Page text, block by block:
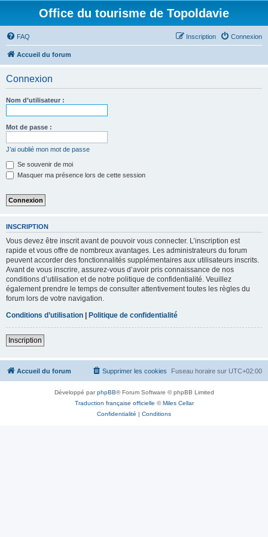
Office du tourisme de Topoldavie
FAQ Connexion
Inscription
Accueil du forum
Connexion
Nom d’utilisateur :
Mot de passe :
J’ai oublié mon mot de passe
Se souvenir de moi
Masquer ma présence lors de cette session
INSCRIPTION
Vous devez être inscrit avant de pouvoir vous connecter. L’inscription est
rapide et vous offre de nombreux avantages. Les administrateurs du forum
peuvent accorder des fonctionnalités supplémentaires aux utilisateurs inscrits.
Avant de vous inscrire, assurez-vous d’avoir pris connaissance de nos
conditions d’utilisation et de notre politique de confidentialité. Veuillez
également prendre le temps de consulter attentivement toutes les règles du
forum lors de votre navigation.
Conditions d’utilisation | Politique de confidentialité
Inscription
Accueil du forum Fuseau horaire sur UTC+02:00
Supprimer les cookies
Développé parphpBB® Forum Software © phpBB Limited
Traduction française officielle ©Miles Cellar
Confidentialité | Conditions